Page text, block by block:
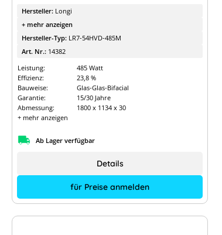
Hersteller: Longi
+ mehr anzeigen
Hersteller-Typ: LR7-54HVD-485M
Art. Nr.: 14382
Leistung:
485 Watt
Effizienz:
23,8 %
Bauweise:
Glas-Glas-Bifacial
Garantie:
15/30 Jahre
Abmessung:
1800 x 1134 x 30
+ mehr anzeigen
Ab Lager verfügbar
für Preise anmelden
Details